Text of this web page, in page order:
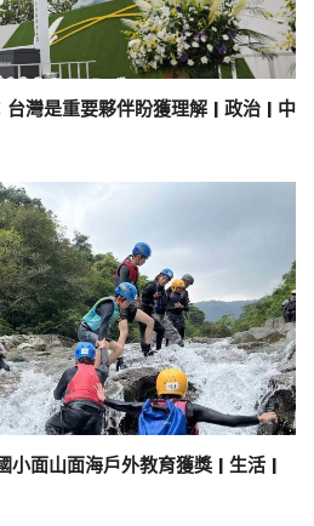
灣是重要夥伴盼獲理解 | 政治 | 中
小面山面海戶外教育獲獎 | 生活 |